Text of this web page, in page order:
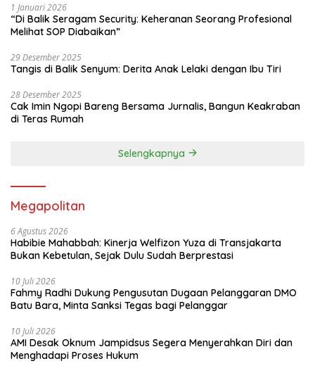
1 Januari 2026
“Di Balik Seragam Security: Keheranan Seorang Profesional
Melihat SOP Diabaikan”
29 Desember 2025
Tangis di Balik Senyum: Derita Anak Lelaki dengan Ibu Tiri
28 Desember 2025
Cak Imin Ngopi Bareng Bersama Jurnalis, Bangun Keakraban
di Teras Rumah
Selengkapnya
Megapolitan
6 Agustus 2026
Habibie Mahabbah: Kinerja Welfizon Yuza di Transjakarta
Bukan Kebetulan, Sejak Dulu Sudah Berprestasi
10 Juli 2026
Fahmy Radhi Dukung Pengusutan Dugaan Pelanggaran DMO
Batu Bara, Minta Sanksi Tegas bagi Pelanggar
10 Juli 2026
AMI Desak Oknum Jampidsus Segera Menyerahkan Diri dan
Menghadapi Proses Hukum